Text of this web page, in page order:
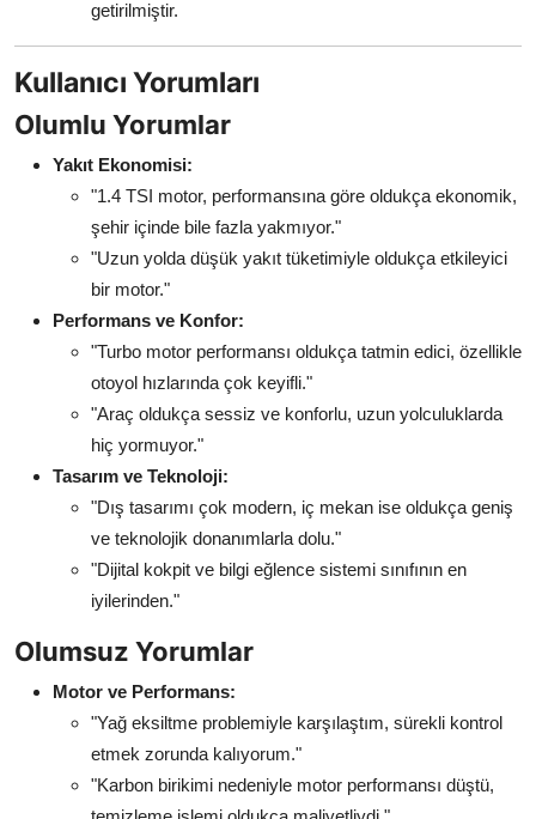
getirilmiştir.
Kullanıcı Yorumları
Olumlu Yorumlar
Yakıt Ekonomisi:
"1.4 TSI motor, performansına göre oldukça ekonomik,
şehir içinde bile fazla yakmıyor."
"Uzun yolda düşük yakıt tüketimiyle oldukça etkileyici
bir motor."
Performans ve Konfor:
"Turbo motor performansı oldukça tatmin edici, özellikle
otoyol hızlarında çok keyifli."
"Araç oldukça sessiz ve konforlu, uzun yolculuklarda
hiç yormuyor."
Tasarım ve Teknoloji:
"Dış tasarımı çok modern, iç mekan ise oldukça geniş
ve teknolojik donanımlarla dolu."
"Dijital kokpit ve bilgi eğlence sistemi sınıfının en
iyilerinden."
Olumsuz Yorumlar
Motor ve Performans:
"Yağ eksiltme problemiyle karşılaştım, sürekli kontrol
etmek zorunda kalıyorum."
"Karbon birikimi nedeniyle motor performansı düştü,